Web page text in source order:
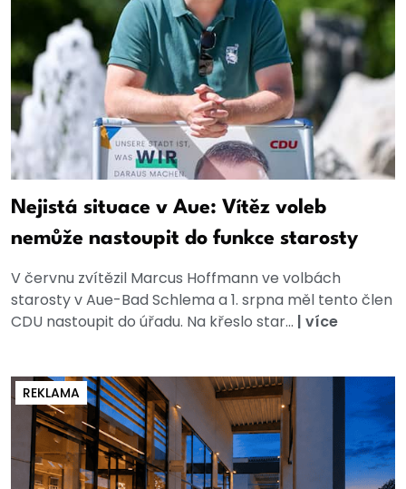
Nejistá situace v Aue: Vítěz voleb
nemůže nastoupit do funkce starosty
V červnu zvítězil Marcus Hoffmann ve volbách
starosty v Aue-Bad Schlema a 1. srpna měl tento člen
CDU nastoupit do úřadu. Na křeslo star... | více
REKLAMA